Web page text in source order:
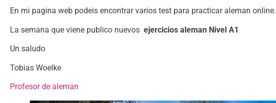
En mi pagina web podeis encontrar varios test para practicar aleman online.
La semana que viene publico nuevos ejercicios aleman Nivel A1
Un saludo
Tobias Woelke
Profesor de aleman